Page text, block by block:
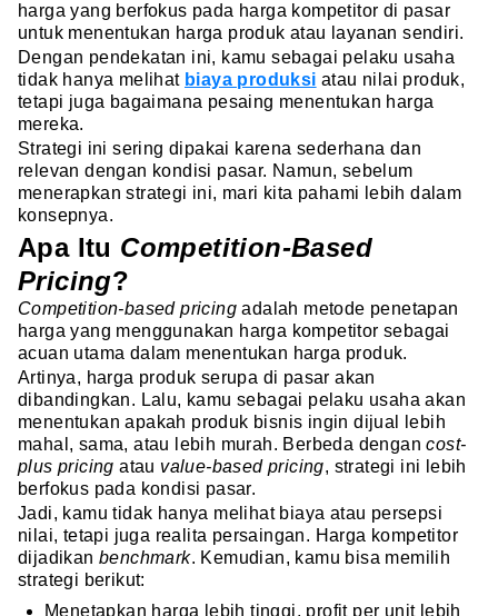
harga yang berfokus pada harga kompetitor di pasar
untuk menentukan harga produk atau layanan sendiri.
Dengan pendekatan ini, kamu sebagai pelaku usaha
tidak hanya melihat biaya produksi atau nilai produk,
tetapi juga bagaimana pesaing menentukan harga
mereka.
Strategi ini sering dipakai karena sederhana dan
relevan dengan kondisi pasar. Namun, sebelum
menerapkan strategi ini, mari kita pahami lebih dalam
konsepnya.
Apa Itu Competition-Based
Pricing?
Competition-based pricingadalah metode penetapan
harga yang menggunakan harga kompetitor sebagai
acuan utama dalam menentukan harga produk.
Artinya, harga produk serupa di pasar akan
dibandingkan. Lalu, kamu sebagai pelaku usaha akan
menentukan apakah produk bisnis ingin dijual lebih
mahal, sama, atau lebih murah. Berbeda dengancost-
plus pricingatau value-based pricing, strategi ini lebih
berfokus pada kondisi pasar.
Jadi, kamu tidak hanya melihat biaya atau persepsi
nilai, tetapi juga realita persaingan. Harga kompetitor
dijadikanbenchmark. Kemudian, kamu bisa memilih
strategi berikut:
Menetapkan harga lebih tinggi, profit per unit lebih